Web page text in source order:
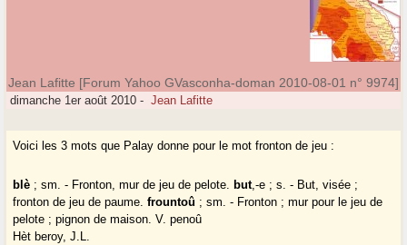
Jean Lafitte [Forum Yahoo GVasconha-doman 2010-08-01 n° 9974]
dimanche 1er août 2010 - Jean Lafitte
Voici les 3 mots que Palay donne pour le mot fronton de jeu :
blè ; sm. - Fronton, mur de jeu de pelote. but,-e ; s. - But, visée ;
fronton de jeu de paume.frountoû ; sm. - Fronton ; mur pour le jeu de
pelote ; pignon de maison. V. penoû
Hèt beroy, J.L.